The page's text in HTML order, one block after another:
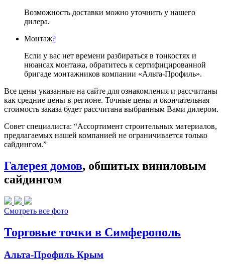
Возможность доставки можно уточнить у нашего
дилера.
Монтаж?
Если у вас нет времени разбираться в тонкостях и
нюансах монтажа, обратитесь к сертифицированной
бригаде монтажников компании «Альта-Профиль».
Все цены указанные на сайте для ознакомления и рассчитаны
как средние цены в регионе. Точные цены и окончательная
стоимость заказа будет рассчитана выбранным Вами дилером.
Совет специалиста: “Ассортимент строительных материалов,
предлагаемых нашей компанией не ограничивается только
сайдингом.”
Галерея домов, обшитых виниловым
сайдингом
Смотреть все фото
Торговые точки в Симферополь
Альта-Профиль Крым